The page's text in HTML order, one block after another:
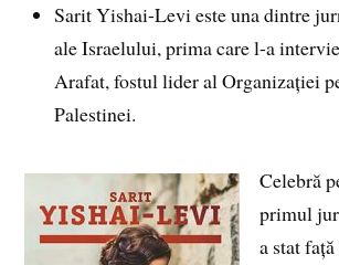
Sarit Yishai-Levi este una dintre
ale Israelului, prima care l-a
Arafat, fostul lider al Organizației
Palestinei.
Celebră
primul
a stat